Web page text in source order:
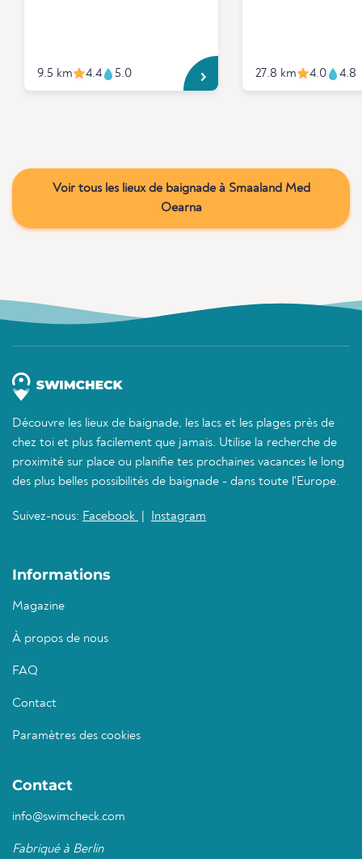
9.5 km 4.4 5.0 27.8 km 4.0 4.8
Voir tous les lieux de baignade à Smaaland Med
Oearna
Découvre les lieux de baignade, les lacs et les plages près de
chez toi et plus facilement que jamais. Utilise la recherche de
proximité sur place ou planifie tes prochaines vacances le long
des plus belles possibilités de baignade - dans toute l'Europe.
Suivez-nous: Facebook Instagram
Informations
Magazine
À propos de nous
FAQ
Contact
Paramètres des cookies
Contact
info@swimcheck.com
Fabriqué à Berlin